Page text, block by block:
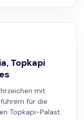
Topkapi
mit
für die
Topkapi-Palast.